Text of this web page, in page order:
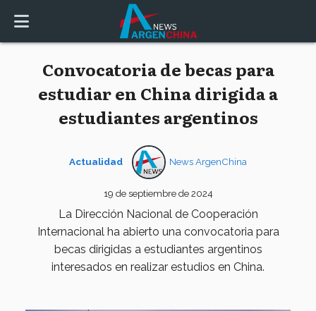
Convocatoria de becas para
estudiar en China dirigida a
estudiantes argentinos
La Dirección Nacional de Cooperación
Internacional ha abierto una convocatoria para
becas dirigidas a estudiantes argentinos
interesados en realizar estudios en China.
Actualidad
19 de septiembre de 2024
News ArgenChina